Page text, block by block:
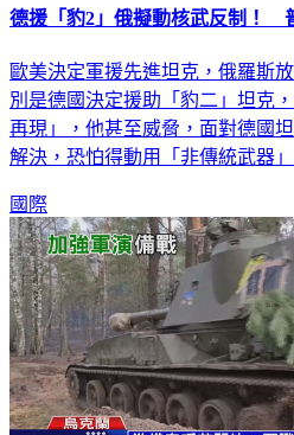
德援「豹2」俄擬動核武反制！
歐美決定軍援先進坦克，俄羅斯
別是德國決定援助「豹二」坦克
再現」，他甚至威脅，面對德國
解決，恐怕得動用「非傳統武器
國際